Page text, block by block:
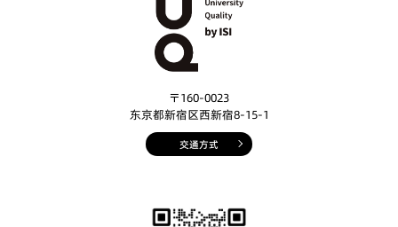
〒160-0023
东京都新宿区西新宿8-15-1
交通方式